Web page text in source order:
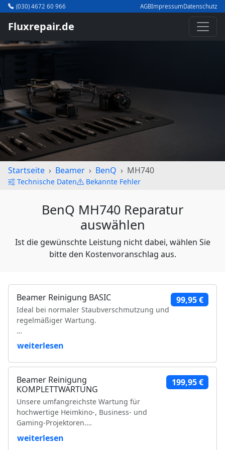
(030) 4672 60 966 AGBImpressumDatenschutz
Fluxrepair.de
Startseite Beamer BenQ MH740
Technische Daten Bekannte Fehler
BenQ MH740 Reparatur
auswählen
Ist die gewünschte Leistung nicht dabei, wählen Sie
bitte den Kostenvoranschlag aus.
Beamer Reinigung BASIC
Ideal bei normaler Staubverschmutzung und
regelmäßiger Wartung.
Leistungsumfang:
Reinigung der Luftfilter und Gehäuseteile
Reinigung der Kühlkörper
Objektivreinigung
Entfernung loser Staubablagerungen im
Geräteinneren
Prüfung der Bildqualität
Funktionsprüfung
weiterlesen
99,95 €
Beamer Reinigung
KOMPLETTWARTUNG
Unsere umfangreichste Wartung für
hochwertige Heimkino-, Business- und
Gaming-Projektoren.
Leistungsumfang:
weiterlesen
199,95 €